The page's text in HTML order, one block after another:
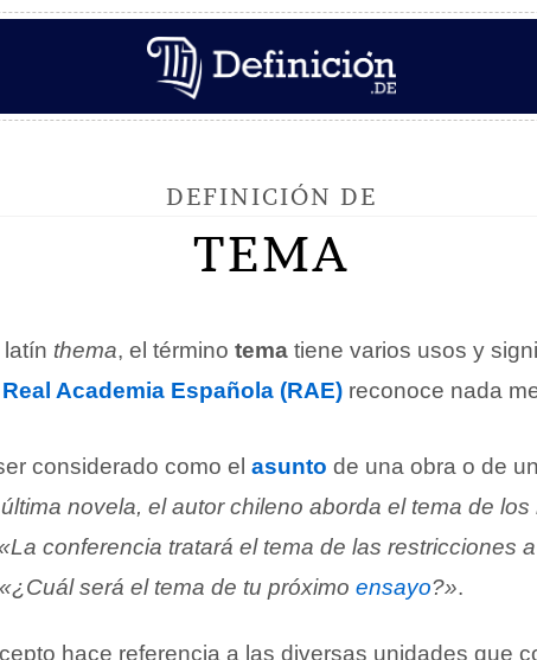
DEFINICIÓN DE
TEMA
thema, el término tema tiene varios usos y
Real Academia Española (RAE) reconoce nada
considerado como el asunto de una obra o de
novela, el autor chileno aborda el tema de los
conferencia tratará el tema de las restricciones
«¿Cuál será el tema de tu próximo ensayo?».
hace referencia a las diversas unidades que